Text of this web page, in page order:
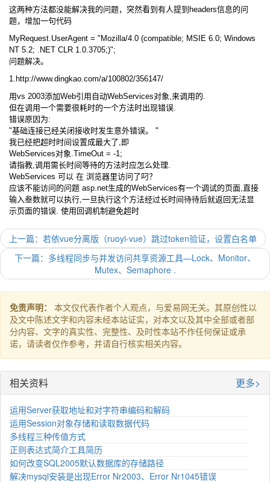
这两种方法都没能解决我的问题，突然看到有人提到headers信息的问
题，增加一句代码
MyRequest.UserAgent = "Mozilla/4.0 (compatible; MSIE 6.0; Windows
NT 5.2; .NET CLR 1.0.3705;)";
问题解决。
1.http://www.dingkao.com/a/100802/356147/
用vs 2003添加Web引用自动WebServices对象,来调用的.
但在调用一个需要很耗时的一个方法时出现错误.
错误原因为:
"基础连接已经关闭接收时发生意外错误。 "
我已经把超时时间设置成最大了,即
WebServices对象.TimeOut = -1;
请指教,调用需长时间等待的方法时应怎么处理.
WebServices 可以 在 浏览器里访问了叼？
应该不能访问的问题 asp.net生成的WebServices有一个调试的页面,直接
输入叁数就可以执行,一旦执行这个方法经过长时间待待后就返回无法显
示页面的错误. 使用回调机制避免超时
上一篇：若依vue分离版（ruoyi-vue）跳过token验证，设置白名单
下一篇：多线程同步与并发访问共享资源工具—Lock、Monitor、
Mutex、Semaphore .
免责声明：
本文仅代表作者个人观点，与爱易网无关。其原创性以
及文中陈述文字和内容未经本站证实，对本文以及其中全部或者部
分内容、文字的真实性、完整性、及时性本站不作任何保证或承
诺，请读者仅作参考，并请自行核实相关内容。
相关资料 更多>
运用Server获取地址和对字符串编码和解码
运用Session对象存储和读取数据代码
多线程三种传值方式
正则表达式简介工具简历
如何改变SQL2005默认数据库的存储路径
解决mysql安装是出现Error Nr2003、Error Nr1045错误